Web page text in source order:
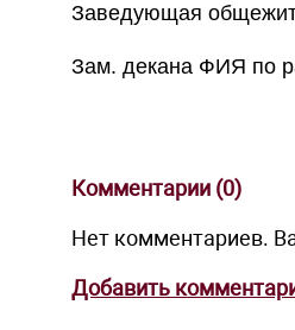
Заведующая
Зам. декана ФИЯ по
Комментарии (0)
Нет комментариев.
Добавить